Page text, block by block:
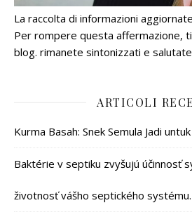
La raccolta di informazioni
Per rompere questa affermazione,
blog. rimanete sintonizzati e
ARTICOLI
Kurma Basah: Snek Semula Jadi
Baktérie v septiku zvyšujú účinnosť
životnosť vášho septického systému.